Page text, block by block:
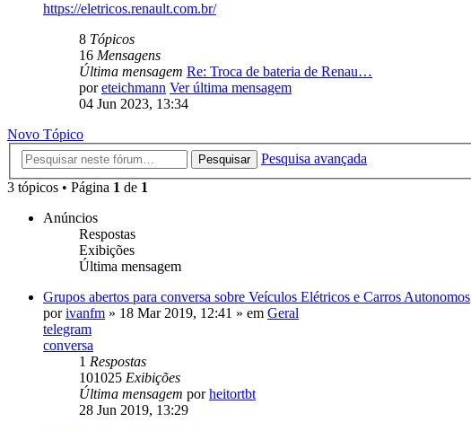
https://eletricos.renault.com.br/
8 Tópicos
16 Mensagens
Última mensagem Re: Troca de bateria de Renau…
poreteichmann Ver última mensagem
04 Jun 2023, 13:34
Novo Tópico
Pesquisar
Pesquisa avançada
3 tópicos • Página 1 de 1
Anúncios
Respostas
Exibições
Última mensagem
Grupos abertos para conversa sobre Veículos Elétricos e Carros Autonomos
porivanfm » 18 Mar 2019, 12:41 » em Geral
telegram
conversa
1 Respostas
101025 Exibições
Última mensagem porheitortbt
28 Jun 2019, 13:29